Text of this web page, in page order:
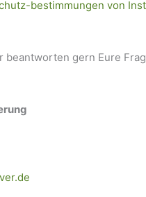
bestimmungen von
beantworten gern Eure